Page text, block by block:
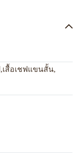
,เสื้อเชฟแขนสั้น,